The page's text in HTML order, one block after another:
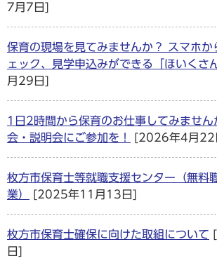
7月7日]
保育の現場を見てみませんか？ スマホか
ェック、見学申込みができる「ほいくさ
月29日]
1日2時間から保育のお仕事してみません
会・説明会にご参加を！
[2026年4月22
枚方市保育士等就職支援センター（無料
業）
[2025年11月13日]
枚方市保育士確保に向けた取組について
日]